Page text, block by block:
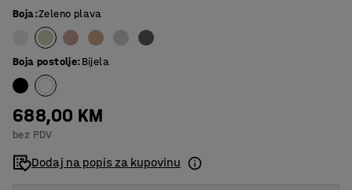
800
1000
Boja:Zeleno plava
Boja postolje:Bijela
688,00 KM
bez PDV
Dodaj na popis za kupovinu